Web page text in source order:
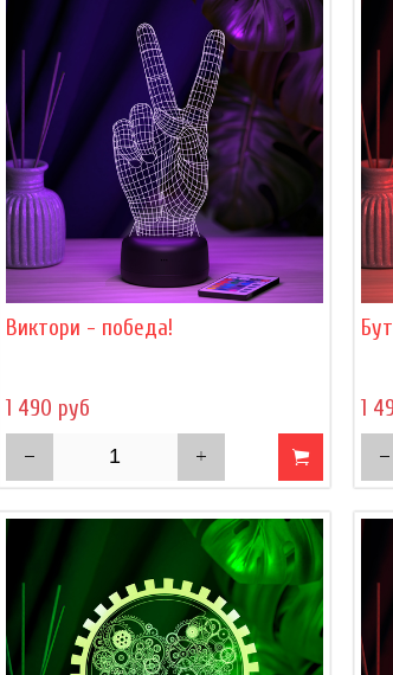
Виктори - победа!
1 490 руб 1